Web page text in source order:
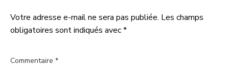
Votre adresse e-mail ne sera pas publiée. Les champs
obligatoires sont indiqués avec*
Commentaire *